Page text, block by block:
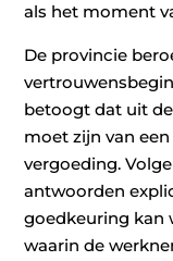
als het moment
De provincie
betoogt dat uit
moet zijn van
vergoeding.
antwoorden
goedkeuring kan
waarin de